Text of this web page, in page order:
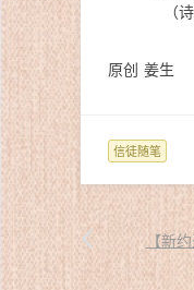
（
原创 姜生
信徒随笔
【新